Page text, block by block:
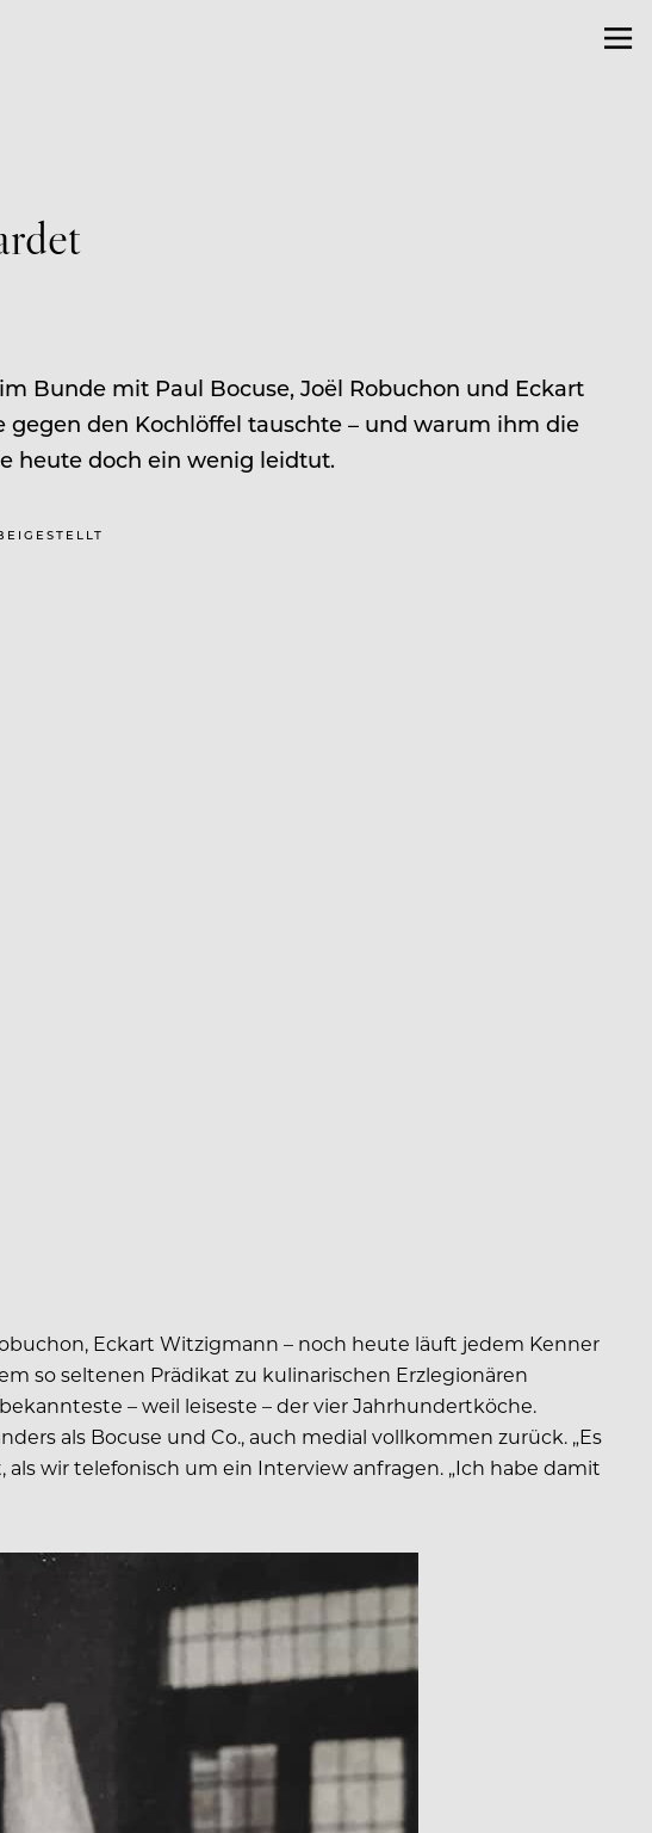
Bunde mit Paul Bocuse, Joël Robuchon und Eckart
den Kochlöffel tauschte – und warum ihm die
heute doch ein wenig leidtut.
Eckart Witzigmann – noch heute läuft jedem Kenner
so seltenen Prädikat zu kulinarischen Erzlegionären
– weil leiseste – der vier Jahrhundertköche.
als Bocuse und Co., auch medial vollkommen zurück. „Es
wir telefonisch um ein Interview anfragen. „Ich habe damit